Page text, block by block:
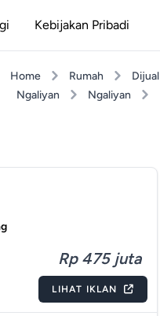
Kebijakan Pribadi
Home Rumah Dijual
Ngaliyan
Ngaliyan
Rp 475 juta
LIHAT IKLAN